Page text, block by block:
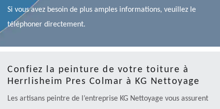
Si vous avez besoin de plus amples informations, veuillez le
téléphoner directement.
Confiez la peinture de votre toiture à
Herrlisheim Pres Colmar à KG Nettoyage
Les artisans peintre de l’entreprise KG Nettoyage vous assurent